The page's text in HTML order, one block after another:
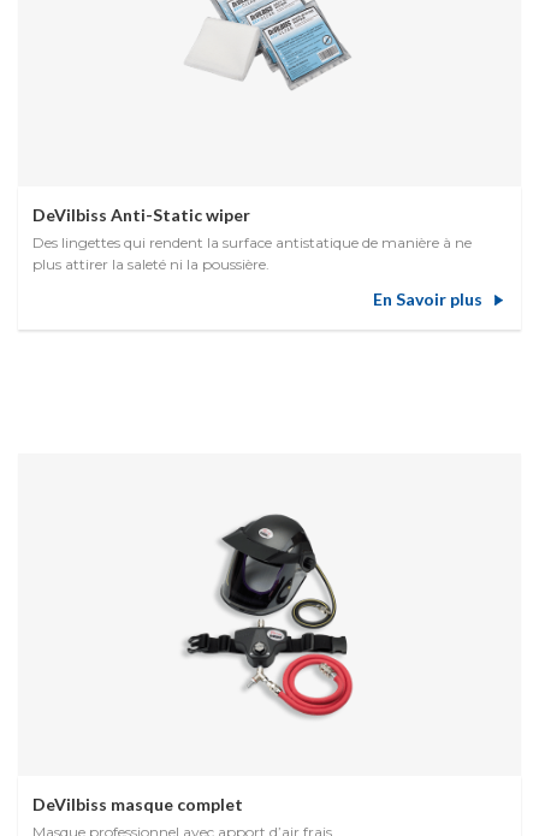
DeVilbiss Anti-Static wiper
Des lingettes qui rendent la surface antistatique de manière à ne
plus attirer la saleté ni la poussière.
En Savoir plus
DeVilbiss masque complet
Masque professionnel avec apport d’air frais.